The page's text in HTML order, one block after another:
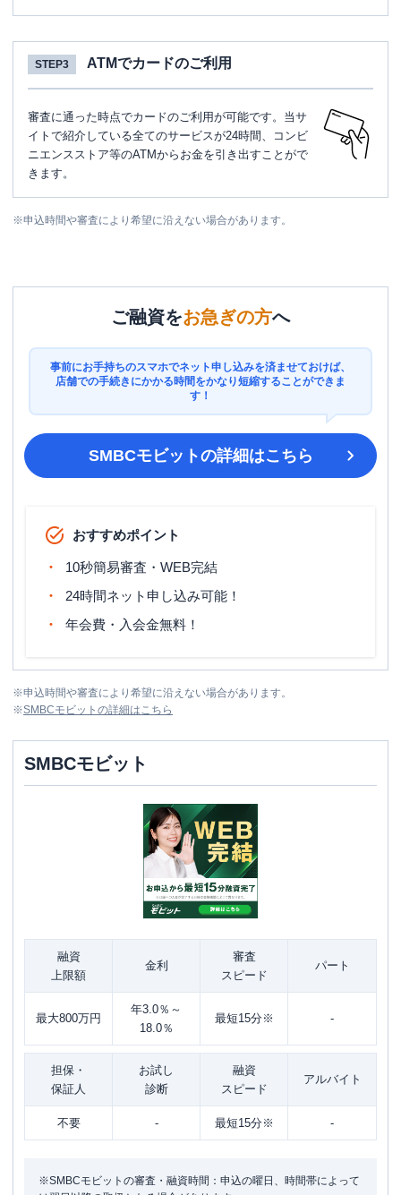
STEP3 ATMでカードのご利用
審査に通った時点でカードのご利用が可能です。当サ
イトで紹介している全てのサービスが24時間、コンビ
ニエンスストア等のATMからお金を引き出すことがで
きます。
※申込時間や審査により希望に沿えない場合があります。
ご融資をお急ぎの方へ
事前にお手持ちのスマホでネット申し込みを済ませておけば、
店舗での手続きにかかる時間をかなり短縮することができま
す！
SMBCモビットの詳細はこちら
おすすめポイント
10秒簡易審査・WEB完結
24時間ネット申し込み可能！
年会費・入会金無料！
※申込時間や審査により希望に沿えない場合があります。
※SMBCモビット の詳細はこちら
SMBCモビット
融資
上限額
金利
審査
スピード
パート
最大800万円
年3.0％～
18.0％
最短15分※ -
担保・
保証人
お試し
診断
融資
スピード
アルバイト
不要 - 最短15分※ -
※SMBCモビットの審査・融資時間：申込の曜日、時間帯によって